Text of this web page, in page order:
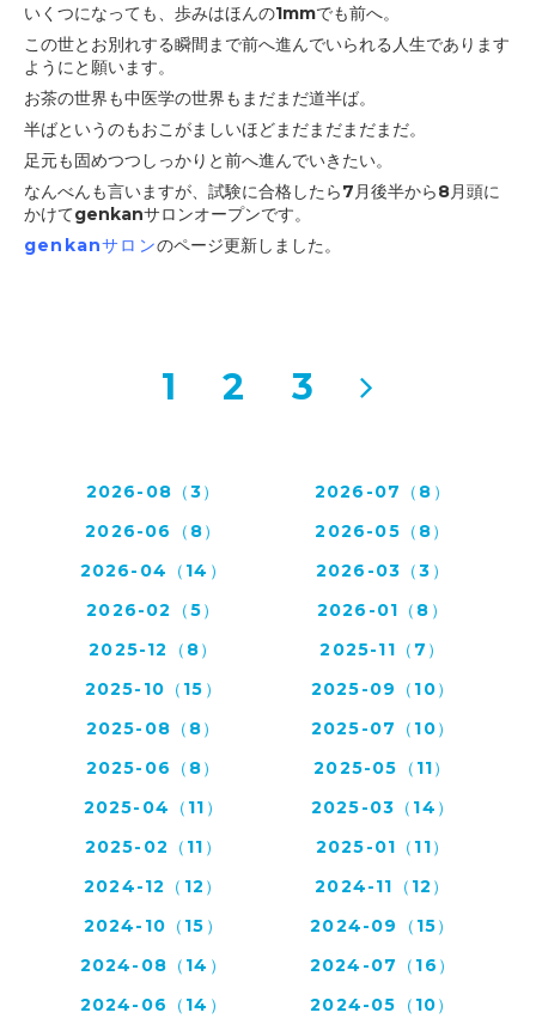
いくつになっても、歩みはほんの1mmでも前へ。
この世とお別れする瞬間まで前へ進んでいられる人生であります
ようにと願います。
お茶の世界も中医学の世界もまだまだ道半ば。
半ばというのもおこがましいほどまだまだまだまだ。
足元も固めつつしっかりと前へ進んでいきたい。
なんべんも言いますが、試験に合格したら7月後半から8月頭に
かけてgenkanサロンオープンです。
genkanサロンのページ更新しました。
1 2 3
2026-08（3）
2026-07（8）
2026-06（8）
2026-05（8）
2026-04（14）
2026-03（3）
2026-02（5）
2026-01（8）
2025-12（8）
2025-11（7）
2025-10（15）
2025-09（10）
2025-08（8）
2025-07（10）
2025-06（8）
2025-05（11）
2025-04（11）
2025-03（14）
2025-02（11）
2025-01（11）
2024-12（12）
2024-11（12）
2024-10（15）
2024-09（15）
2024-08（14）
2024-07（16）
2024-06（14）
2024-05（10）